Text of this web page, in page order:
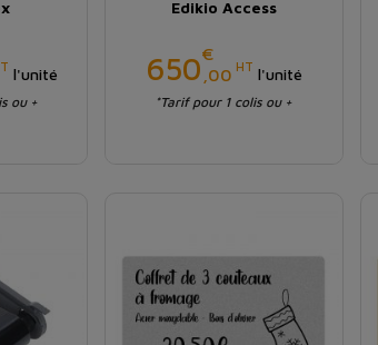
l'unité
ou +
Edikio Access
650€
,00 HT l'unité
*Tarif pour 1 colis ou +